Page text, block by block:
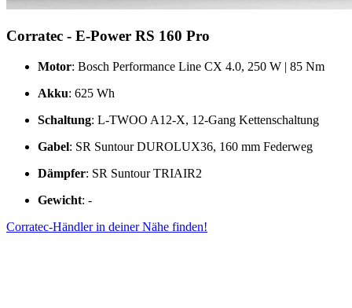
Corratec - E-Power RS 160 Pro
Motor: Bosch Performance Line CX 4.0, 250 W | 85 Nm
Akku: 625 Wh
Schaltung: L-TWOO A12-X, 12-Gang Kettenschaltung
Gabel: SR Suntour DUROLUX36, 160 mm Federweg
Dämpfer: SR Suntour TRIAIR2
Gewicht: -
Corratec-Händler in deiner Nähe finden!